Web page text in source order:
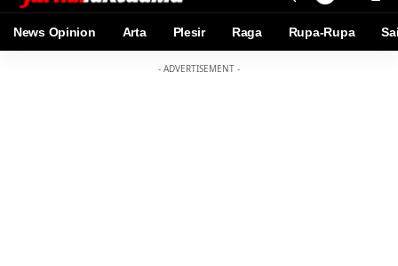
News Opinion Arta Plesir Raga Rupa-Rupa
- ADVERTISEMENT -